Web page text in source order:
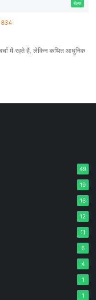
सेह्त
834
में रहते हैं, लेकिन कथित आधुनिक
49
19
16
12
11
6
4
1
1